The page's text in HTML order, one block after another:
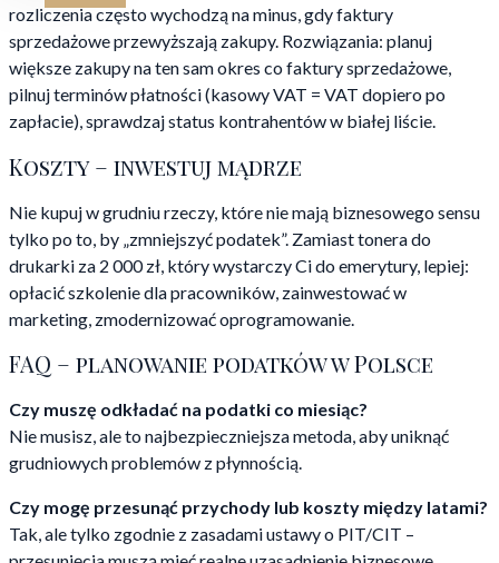
rozliczenia często wychodzą na minus, gdy faktury
sprzedażowe przewyższają zakupy. Rozwiązania: planuj
większe zakupy na ten sam okres co faktury sprzedażowe,
pilnuj terminów płatności (kasowy VAT = VAT dopiero po
zapłacie), sprawdzaj status kontrahentów w białej liście.
Koszty – inwestuj mądrze
Nie kupuj w grudniu rzeczy, które nie mają biznesowego sensu
tylko po to, by „zmniejszyć podatek”. Zamiast tonera do
drukarki za 2 000 zł, który wystarczy Ci do emerytury, lepiej:
opłacić szkolenie dla pracowników, zainwestować w
marketing, zmodernizować oprogramowanie.
FAQ – planowanie podatków w Polsce
Czy muszę odkładać na podatki co miesiąc?
Nie musisz, ale to najbezpieczniejsza metoda, aby uniknąć
grudniowych problemów z płynnością.
Czy mogę przesunąć przychody lub koszty między latami?
Tak, ale tylko zgodnie z zasadami ustawy o PIT/CIT –